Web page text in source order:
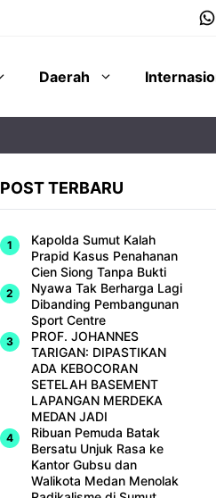
Daerah
POST TERBARU
Kapolda Sumut Kalah
Prapid Kasus Penahanan
Cien Siong Tanpa Bukti
Nyawa Tak Berharga Lagi
Dibanding Pembangunan
Sport Centre
PROF. JOHANNES
TARIGAN: DIPASTIKAN
ADA KEBOCORAN
SETELAH BASEMENT
LAPANGAN MERDEKA
MEDAN JADI
Ribuan Pemuda Batak
Bersatu Unjuk Rasa ke
Kantor Gubsu dan
Walikota Medan Menolak